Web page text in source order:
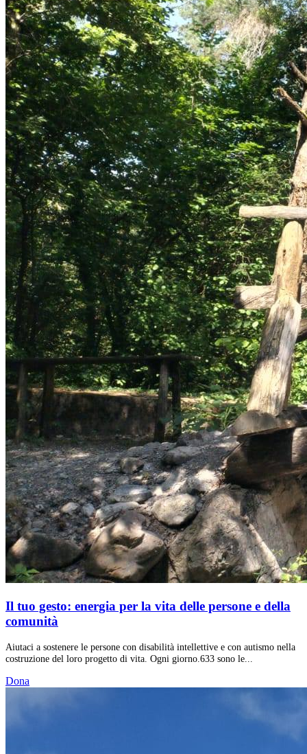
Il tuo gesto: energia per la vita delle persone e della
comunità
Aiutaci a sostenere le persone con disabilità intellettive e con autismo nella
costruzione del loro progetto di vita. Ogni giorno.633 sono le...
Dona